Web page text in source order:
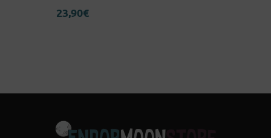
23,90€